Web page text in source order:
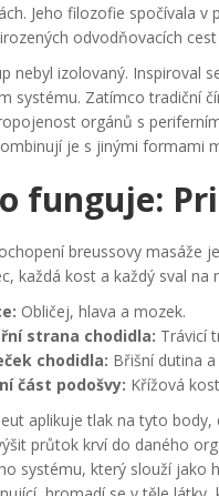
Jeho filozofie spočívala
odvodňovacích cest
nebyl izolovaný. Inspiroval
systému. Zatímco tradiční
orgánů s
je s jinými formami
funguje:
breussovy masáže
každá kost a každý sval
Obličej, hlava a mozek.
strana chodidla: Trávicí
chodidla: Břišní dutina
část podošvy: Křížová
aplikuje tlak na tyto
průtok krví do daného
systému, který slouží jako